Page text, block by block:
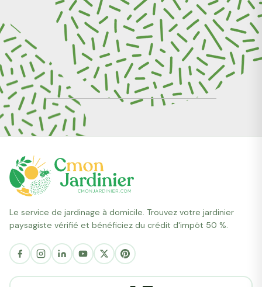
Le service de jardinage à domicile. Trouvez votre jardinier
paysagiste vérifié et bénéficiez du crédit d'impôt 50 %.